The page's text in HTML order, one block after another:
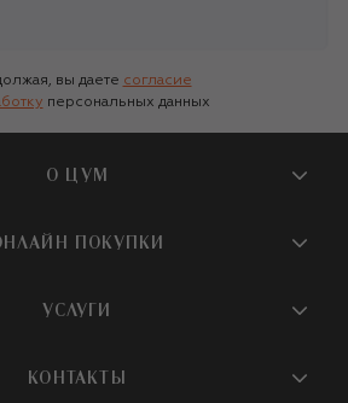
вы даете согласие
персональных данных
О ЦУМ
О магазине
Бутики и ПВЗ ЦУМ
ПОКУПКИ
Доставка
УСЛУГИ
КОНТАКТЫ